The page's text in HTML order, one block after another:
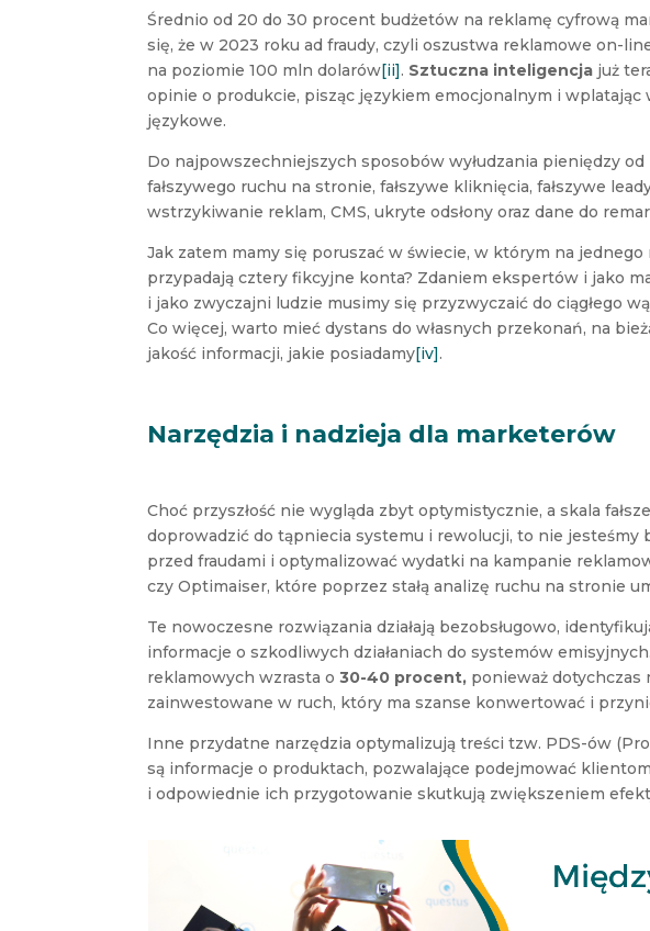
Średnio od 20 do 30 procent budżetów na reklamę cyfrową
się, że w 2023 roku ad fraudy, czyli oszustwa reklamowe on-
na poziomie 100 mln dolarów[ii]. Sztuczna inteligencja już
opinie o produkcie, pisząc językiem emocjonalnym i wplatając
językowe.
Do najpowszechniejszych sposobów wyłudzania pieniędzy
fałszywego ruchu na stronie, fałszywe kliknięcia, fałszywe
wstrzykiwanie reklam, CMS, ukryte odsłony oraz dane do
Jak zatem mamy się poruszać w świecie, w którym na
przypadają cztery fikcyjne konta? Zdaniem ekspertów i jako
i jako zwyczajni ludzie musimy się przyzwyczaić do ciągłego
Co więcej, warto mieć dystans do własnych przekonań, na
jakość informacji, jakie posiadamy[iv].
Narzędzia i nadzieja dla marketerów
Choć przyszłość nie wygląda zbyt optymistycznie, a skala
doprowadzić do tąpniecia systemu i rewolucji, to nie
przed fraudami i optymalizować wydatki na kampanie
czy Optimaiser, które poprzez stałą analizę ruchu na stronie
Te nowoczesne rozwiązania działają bezobsługowo,
informacje o szkodliwych działaniach do systemów
reklamowych wzrasta o30-40 procent, ponieważ dotychczas
zainwestowane w ruch, który ma szanse konwertować i
Inne przydatne narzędzia optymalizują treści tzw. PDS-ów
są informacje o produktach, pozwalające podejmować
i odpowiednie ich przygotowanie skutkują zwiększeniem